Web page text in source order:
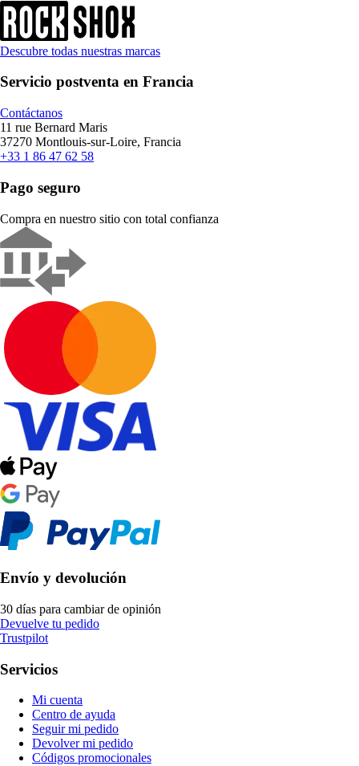
Descubre todas nuestras marcas
Servicio postventa en Francia
Contáctanos
11 rue Bernard Maris
37270 Montlouis-sur-Loire, Francia
+33 1 86 47 62 58
Pago seguro
Compra en nuestro sitio con total confianza
Envío y devolución
30 días para cambiar de opinión
Devuelve tu pedido
Trustpilot
Servicios
Mi cuenta
Centro de ayuda
Seguir mi pedido
Devolver mi pedido
Códigos promocionales